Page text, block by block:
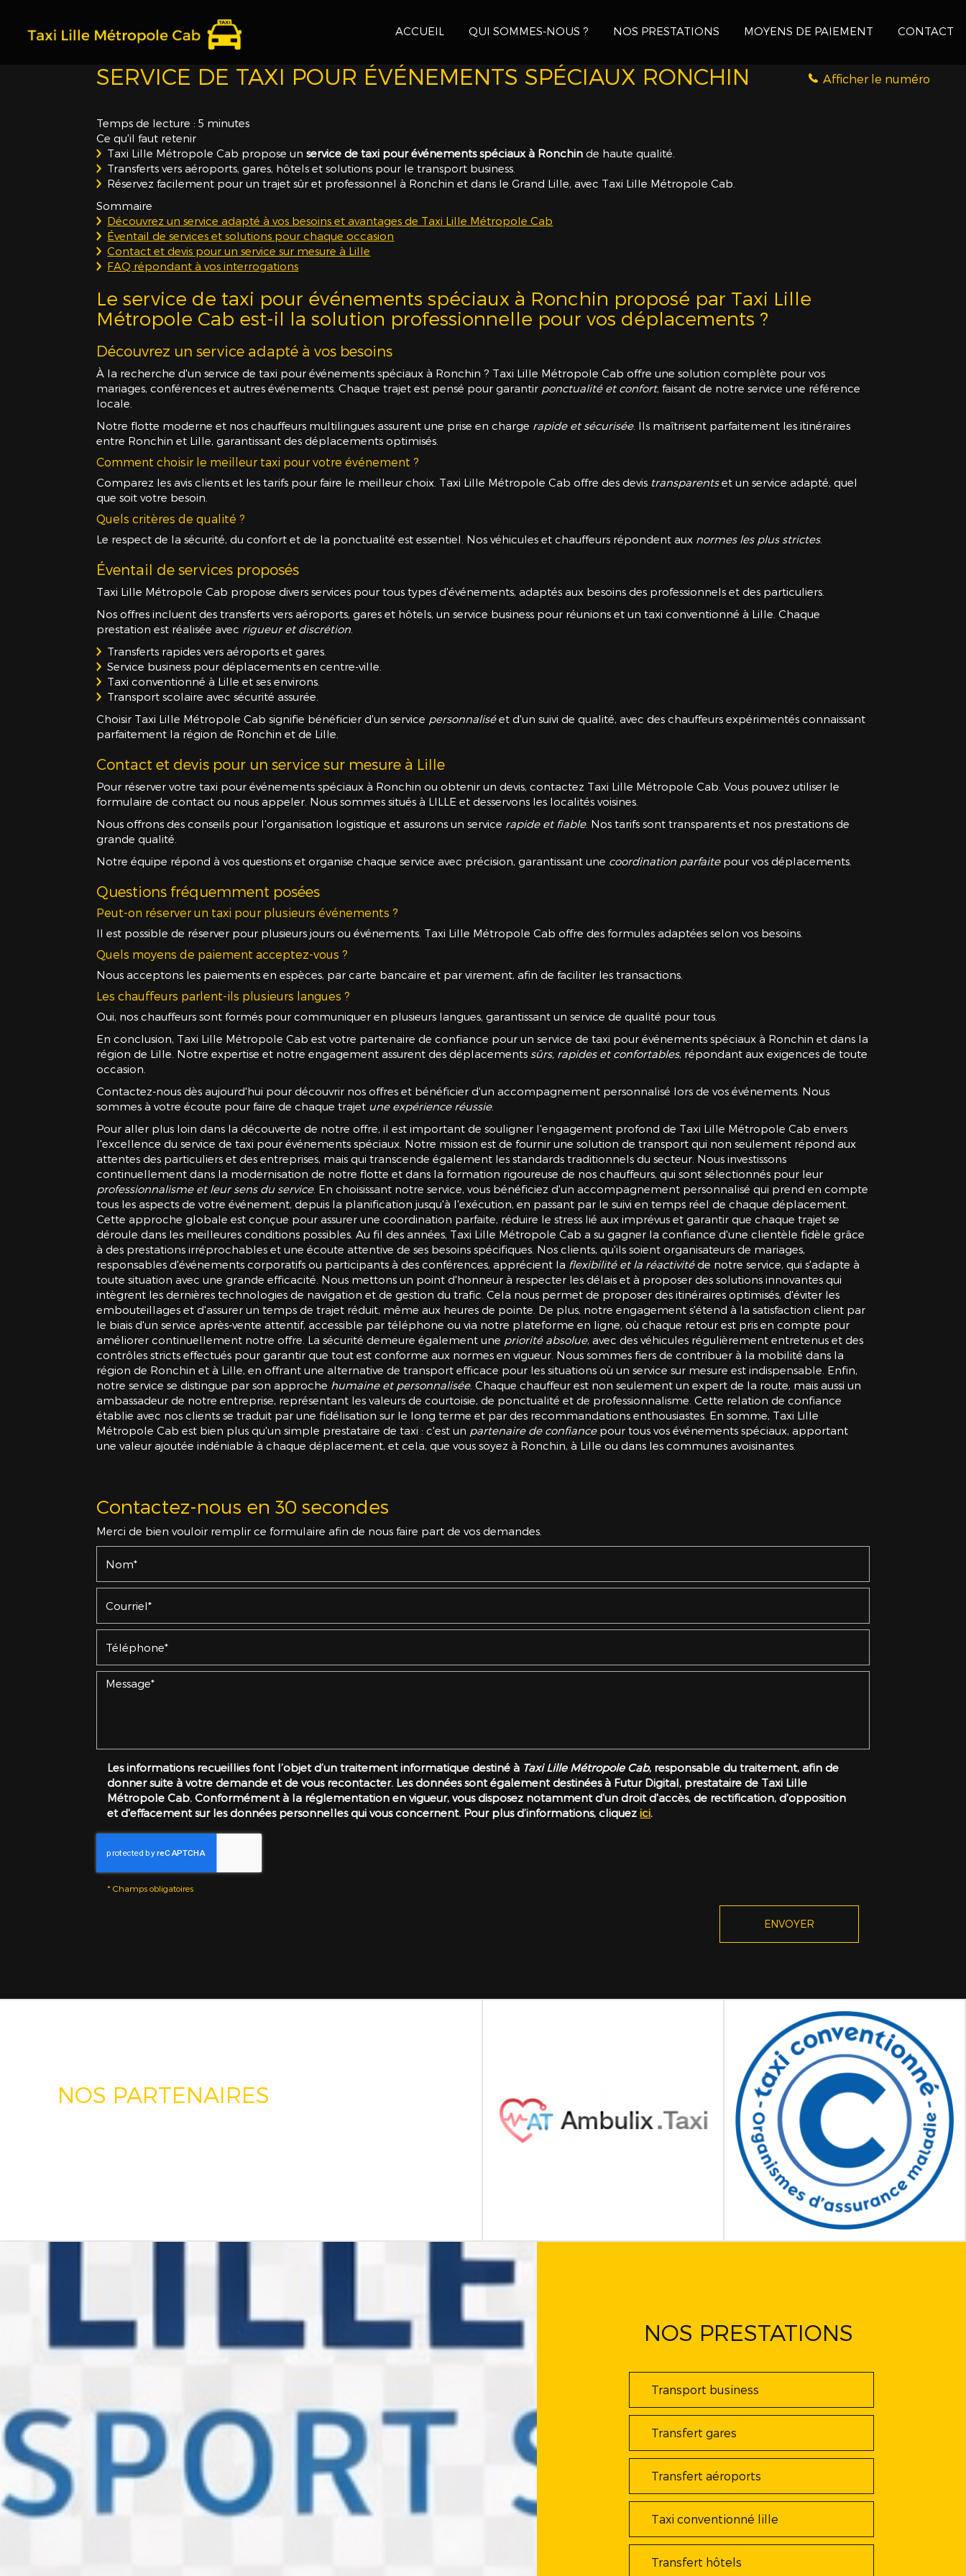
Cab
ACCUEIL QUI SOMMES-NOUS ? NOS PRESTATIONS MOYENS DE PAIEMENT CONTACT
Afficher le numéro
SERVICE DE TAXI POUR ÉVÉNEMENTS SPÉCIAUX RONCHIN
Temps de lecture : 5 minutes
Ce qu'il faut retenir
Taxi Lille Métropole Cab propose unservice de taxi pour événements spéciaux à Ronchin de haute qualité.
Transferts vers aéroports, gares, hôtels et solutions pour le transport business.
Réservez facilement pour un trajet sûr et professionnel à Ronchin et dans le Grand Lille, avec Taxi Lille Métropole Cab.
Sommaire
Découvrez un service adapté à vos besoins et avantages de Taxi Lille Métropole Cab
Éventail de services et solutions pour chaque occasion
Contact et devis pour un service sur mesure à Lille
FAQ répondant à vos interrogations
Le service de taxi pour événements spéciaux à Ronchin proposé par Taxi Lille
Métropole Cab est-il la solution professionnelle pour vos déplacements ?
Découvrez un service adapté à vos besoins
À la recherche d'un service de taxi pour événements spéciaux à Ronchin ? Taxi Lille Métropole Cab offre une solution complète pour vos
mariages, conférences et autres événements. Chaque trajet est pensé pour garantir ponctualité et confort, faisant de notre service une référence
locale.
Notre flotte moderne et nos chauffeurs multilingues assurent une prise en charge rapide et sécurisée. Ils maîtrisent parfaitement les itinéraires
entre Ronchin et Lille, garantissant des déplacements optimisés.
Comment choisir le meilleur taxi pour votre événement ?
Comparez les avis clients et les tarifs pour faire le meilleur choix. Taxi Lille Métropole Cab offre des devis transparentset un service adapté, quel
que soit votre besoin.
Quels critères de qualité ?
Le respect de la sécurité, du confort et de la ponctualité est essentiel. Nos véhicules et chauffeurs répondent aux normes les plus strictes.
Éventail de services proposés
Taxi Lille Métropole Cab propose divers services pour tous types d'événements, adaptés aux besoins des professionnels et des particuliers.
Nos offres incluent des transferts vers aéroports, gares et hôtels, un service business pour réunions et un taxi conventionné à Lille. Chaque
prestation est réalisée avec rigueur et discrétion
Transferts rapides vers aéroports et gares.
Service business pour déplacements en centre-ville.
Taxi conventionné à Lille et ses environs.
Transport scolaire avec sécurité assurée.
Choisir Taxi Lille Métropole Cab signifie bénéficier d'un service personnaliséet d'un suivi de qualité, avec des chauffeurs expérimentés connaissant
parfaitement la région de Ronchin et de Lille.
Contact et devis pour un service sur mesure à Lille
Pour réserver votre taxi pour événements spéciaux à Ronchin ou obtenir un devis, contactez Taxi Lille Métropole Cab. Vous pouvez utiliser le
formulaire de contact ou nous appeler. Nous sommes situés à LILLE et desservons les localités voisines.
Nous offrons des conseils pour l'organisation logistique et assurons un service rapide et fiable. Nos tarifs sont transparents et nos prestations de
grande qualité.
Notre équipe répond à vos questions et organise chaque service avec précision, garantissant une coordination parfaitepour vos déplacements.
Questions fréquemment posées
Peut-on réserver un taxi pour plusieurs événements ?
Il est possible de réserver pour plusieurs jours ou événements. Taxi Lille Métropole Cab offre des formules adaptées selon vos besoins.
Quels moyens de paiement acceptez-vous ?
Nous acceptons les paiements en espèces, par carte bancaire et par virement, afin de faciliter les transactions.
Les chauffeurs parlent-ils plusieurs langues ?
Oui, nos chauffeurs sont formés pour communiquer en plusieurs langues, garantissant un service de qualité pour tous.
En conclusion, Taxi Lille Métropole Cab est votre partenaire de confiance pour un service de taxi pour événements spéciaux à Ronchin et dans la
région de Lille. Notre expertise et notre engagement assurent des déplacementssûrs, rapides et confortables, répondant aux exigences de toute
occasion.
Contactez-nous dès aujourd'hui pour découvrir nos offres et bénéficier d'un accompagnement personnalisé lors de vos événements. Nous
sommes à votre écoute pour faire de chaque trajet une expérience réussie.
Pour aller plus loin dans la découverte de notre offre, il est important de souligner l'engagement profond de Taxi Lille Métropole Cab envers
l'excellence du service de taxi pour événements spéciaux. Notre mission est de fournir une solution de transport qui non seulement répond aux
attentes des particuliers et des entreprises, mais qui transcende également les standards traditionnels du secteur. Nous investissons
continuellement dans la modernisation de notre flotte et dans la formation rigoureuse de nos chauffeurs, qui sont sélectionnés pour leur
professionnalisme et leur sens du service. En choisissant notre service, vous bénéficiez d'un accompagnement personnalisé qui prend en compte
tous les aspects de votre événement, depuis la planification jusqu'à l'exécution, en passant par le suivi en temps réel de chaque déplacement.
Cette approche globale est conçue pour assurer une coordination parfaite, réduire le stress lié aux imprévus et garantir que chaque trajet se
déroule dans les meilleures conditions possibles. Au fil des années, Taxi Lille Métropole Cab a su gagner la confiance d'une clientèle fidèle grâce
à des prestations irréprochables et une écoute attentive de ses besoins spécifiques. Nos clients, qu'ils soient organisateurs de mariages,
responsables d'événements corporatifs ou participants à des conférences, apprécient la flexibilité et la réactivitéde notre service, qui s'adapte à
toute situation avec une grande efficacité. Nous mettons un point d'honneur à respecter les délais et à proposer des solutions innovantes qui
intègrent les dernières technologies de navigation et de gestion du trafic. Cela nous permet de proposer des itinéraires optimisés, d'éviter les
embouteillages et d'assurer un temps de trajet réduit, même aux heures de pointe. De plus, notre engagement s'étend à la satisfaction client par
le biais d'un service après-vente attentif, accessible par téléphone ou via notre plateforme en ligne, où chaque retour est pris en compte pour
améliorer continuellement notre offre. La sécurité demeure également une priorité absolue, avec des véhicules régulièrement entretenus et des
contrôles stricts effectués pour garantir que tout est conforme aux normes en vigueur. Nous sommes fiers de contribuer à la mobilité dans la
région de Ronchin et à Lille, en offrant une alternative de transport efficace pour les situations où un service sur mesure est indispensable. Enfin,
notre service se distingue par son approche humaine et personnalisée. Chaque chauffeur est non seulement un expert de la route, mais aussi un
ambassadeur de notre entreprise, représentant les valeurs de courtoisie, de ponctualité et de professionnalisme. Cette relation de confiance
établie avec nos clients se traduit par une fidélisation sur le long terme et par des recommandations enthousiastes. En somme, Taxi Lille
Métropole Cab est bien plus qu'un simple prestataire de taxi : c'est un partenaire de confiancepour tous vos événements spéciaux, apportant
une valeur ajoutée indéniable à chaque déplacement, et cela, que vous soyez à Ronchin, à Lille ou dans les communes avoisinantes.
Contactez-nous en 30 secondes
Merci de bien vouloir remplir ce formulaire afin de nous faire part de vos demandes.
Les informations recueillies font l’objet d’un traitement informatique destiné à Taxi Lille Métropole Cab, responsable du traitement, afin de
donner suite à votre demande et de vous recontacter. Les données sont également destinées à Futur Digital, prestataire de Taxi Lille
Métropole Cab. Conformément à la réglementation en vigueur, vous disposez notamment d'un droit d'accès, de rectification, d'opposition
et d'effacement sur les données personnelles qui vous concernent. Pour plus d’informations, cliquezici.
*Champs obligatoires
NOS PARTENAIRES
NOS PRESTATIONS
Transport business
Transfert gares
Transfert aéroports
Taxi conventionné lille
Transfert hôtels